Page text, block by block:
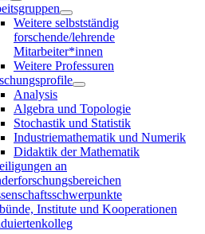
Weitere selbstständig
forschende/lehrende
Mitarbeiter*innen
Weitere Professuren
Analysis
Algebra und Topologie
Stochastik und Statistik
Industriemathematik und Numerik
Didaktik der Mathematik
an
Institute und Kooperationen